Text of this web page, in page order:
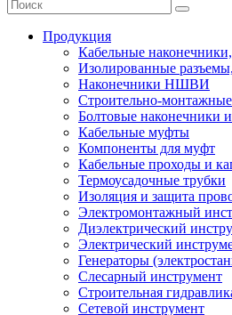
Продукция
Кабельные
Изолированные
Наконечники НШВИ
Строительно-
Болтовые наконечники
Кабельные муфты
Компоненты для муфт
Кабельные проходы и
Термоусадочные трубки
Изоляция и защита
Электромонтажный
Диэлектрический
Электрический
Генераторы
Слесарный инструмент
Строительная
Сетевой инструмент